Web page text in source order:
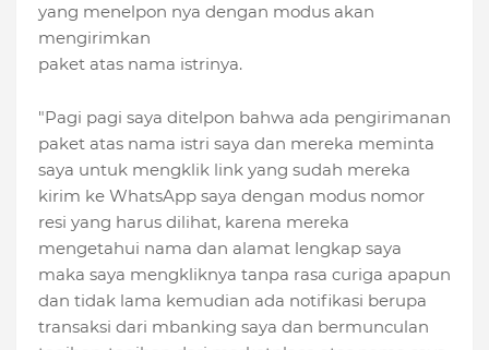
yang menelpon nya dengan modus akan
mengirimkan
paket atas nama istrinya.
"Pagi pagi saya ditelpon bahwa ada pengirimanan
paket atas nama istri saya dan mereka meminta
saya untuk mengklik link yang sudah mereka
kirim ke WhatsApp saya dengan modus nomor
resi yang harus dilihat, karena mereka
mengetahui nama dan alamat lengkap saya
maka saya mengkliknya tanpa rasa curiga apapun
dan tidak lama kemudian ada notifikasi berupa
transaksi dari mbanking saya dan bermunculan